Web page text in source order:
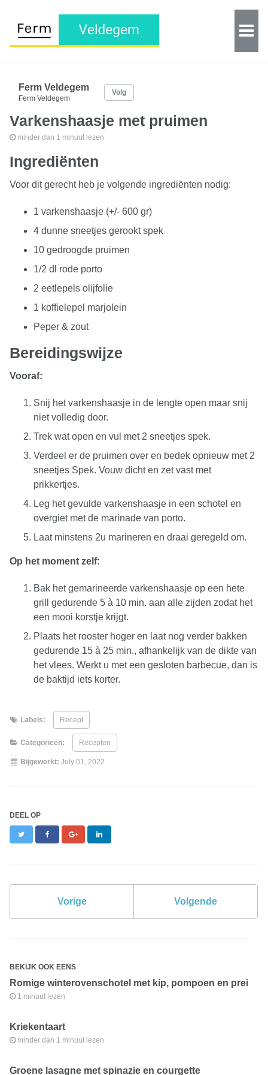
Ferm Veldegem
Ferm Veldegem
Volg
Varkenshaasje met pruimen
minder dan 1 minuut lezen
Ingrediënten
Voor dit gerecht heb je volgende ingrediënten nodig:
1 varkenshaasje (+/- 600 gr)
4 dunne sneetjes gerookt spek
10 gedroogde pruimen
1/2 dl rode porto
2 eetlepels olijfolie
1 koffielepel marjolein
Peper & zout
Bereidingswijze
Vooraf:
Snij het varkenshaasje in de lengte open maar snij
niet volledig door.
Trek wat open en vul met 2 sneetjes spek.
Verdeel er de pruimen over en bedek opnieuw met 2
sneetjes Spek. Vouw dicht en zet vast met
prikkertjes.
Leg het gevulde varkenshaasje in een schotel en
overgiet met de marinade van porto.
Laat minstens 2u marineren en draai geregeld om.
Op het moment zelf:
Bak het gemarineerde varkenshaasje op een hete
grill gedurende 5 à 10 min. aan alle zijden zodat het
een mooi korstje krijgt.
Plaats het rooster hoger en laat nog verder bakken
gedurende 15 à 25 min., afhankelijk van de dikte van
het vlees. Werkt u met een gesloten barbecue, dan is
de baktijd iets korter.
Labels: Recept
Categorieën: Recepten
Bijgewerkt: July 01, 2022
DEEL OP
Twitter FacebookGoogle+
Vorige Volgende
BEKIJK OOK EENS
Romige winterovenschotel met kip, pompoen en prei
1 minuut lezen
Kriekentaart
minder dan 1 minuut lezen
Groene lasagne met spinazie en courgette